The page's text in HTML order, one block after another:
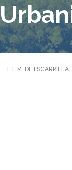
E.L.M. DE ESCARRILLA